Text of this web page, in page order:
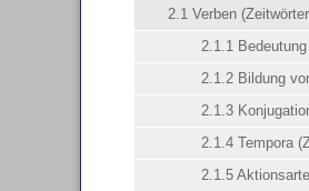
2.1 Verben
2.1.1
2.1.2 Bildung
2.1.3
2.1.4 Tempora
2.1.5